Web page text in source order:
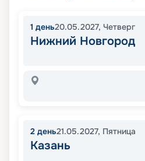
1 день20.05.2027, Четверг
Нижний Новгород
2 день21.05.2027, Пятница
Казань